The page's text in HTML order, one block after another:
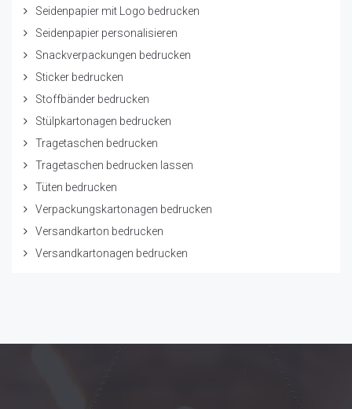
Seidenpapier mit Logo bedrucken
Seidenpapier personalisieren
Snackverpackungen bedrucken
Sticker bedrucken
Stoffbänder bedrucken
Stülpkartonagen bedrucken
Tragetaschen bedrucken
Tragetaschen bedrucken lassen
Tüten bedrucken
Verpackungskartonagen bedrucken
Versandkarton bedrucken
Versandkartonagen bedrucken